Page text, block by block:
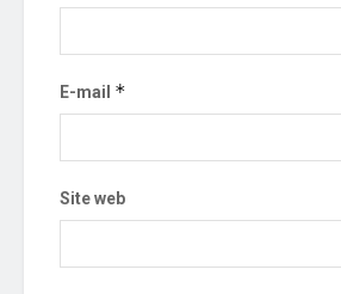
E-mail *
Site web